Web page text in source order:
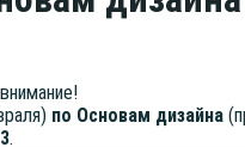
по Осно­вам дизай­на
.